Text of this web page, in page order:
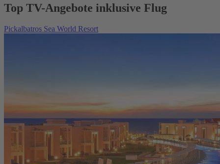
Top TV-Angebote inklusive Flug
Pickalbatros Sea World Resort